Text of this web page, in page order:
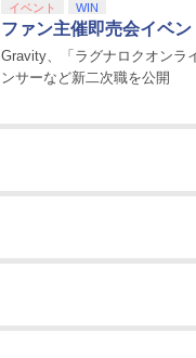
イベント WIN
ファン主催即売会イベ
Gravity、「ラグナロクオンラ
ンサーなど新二次職を公開